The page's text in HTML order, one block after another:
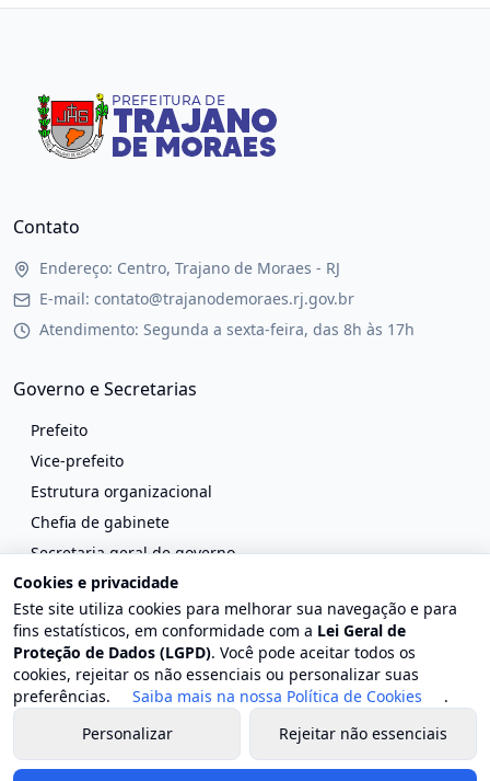
Contato
Endereço: Centro, Trajano de Moraes - RJ
E-mail: contato@trajanodemoraes.rj.gov.br
Atendimento: Segunda a sexta-feira, das 8h às 17h
Governo e Secretarias
Prefeito
Vice-prefeito
Estrutura organizacional
Chefia de gabinete
Secretaria geral de governo
Procuradoria geral do município
Controladoria geral do município
Secretaria municipal de administração e reestruturação
Secretaria municipal de agricultura
Secretaria municipal de assistência social e direitos
Secretaria municipal cultura
Cookies e privacidade
Este site utiliza cookies para melhorar sua navegação e para
fins estatísticos, em conformidade com a Lei Geral de
Proteção de Dados (LGPD). Você pode aceitar todos os
cookies, rejeitar os não essenciais ou personalizar suas
preferências.
Saiba mais na nossa Política de Cookies
.
Personalizar
Rejeitar não essenciais